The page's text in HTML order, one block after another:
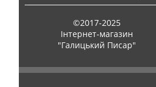
©2017-2025
Інтернет-магазин
"Галицький Писар"